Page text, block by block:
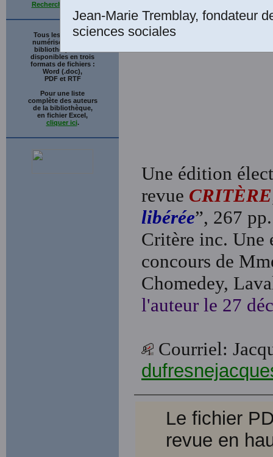
Recherche avancée
Tous les ouvrages
numérisés de cette
bibliothèque sont
disponibles en trois
formats de fichiers :
Word (.doc),
PDF et RTF
Pour une liste
complète des auteurs
de la bibliothèque,
en fichier Excel,
cliquer ici.
Une édition
revue CRITÈRE
libérée”, 267
Critère inc. Une
concours de
Chomedey,
l'auteur le 27
Courriel:
Le fichier
revue en
Jean-Marie Tremblay, fondateur
sciences sociales